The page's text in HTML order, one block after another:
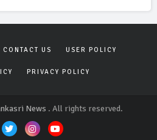
CONTACT US USER POLICY
PRIVACY POLICY
News . All rights reserved.